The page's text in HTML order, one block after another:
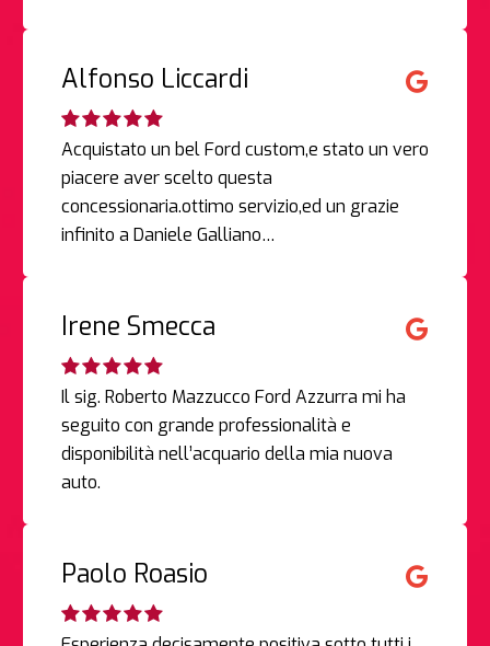
Alfonso Liccardi
Acquistato un bel Ford custom,e stato un vero
piacere aver scelto questa
concessionaria.ottimo servizio,ed un grazie
infinito a Daniele Galliano…
Irene Smecca
Il sig. Roberto Mazzucco Ford Azzurra mi ha
seguito con grande professionalità e
disponibilità nell’acquario della mia nuova
auto.
Paolo Roasio